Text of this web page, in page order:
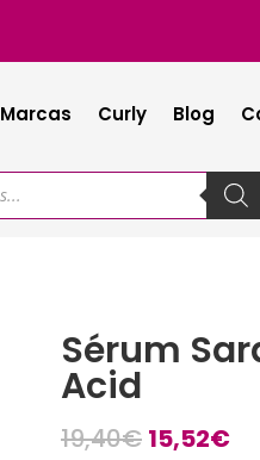
Marcas Curly Blog
Sérum
Acid
19,40€ 15,52€